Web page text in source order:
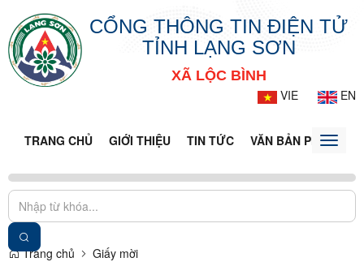
CỔNG THÔNG TIN ĐIỆN TỬ
TỈNH LẠNG SƠN
XÃ LỘC BÌNH
VIE
EN
TRANG CHỦ GIỚI THIỆU TIN TỨC VĂN BẢN PHÁPToggle
Trang chủ Giấy mời